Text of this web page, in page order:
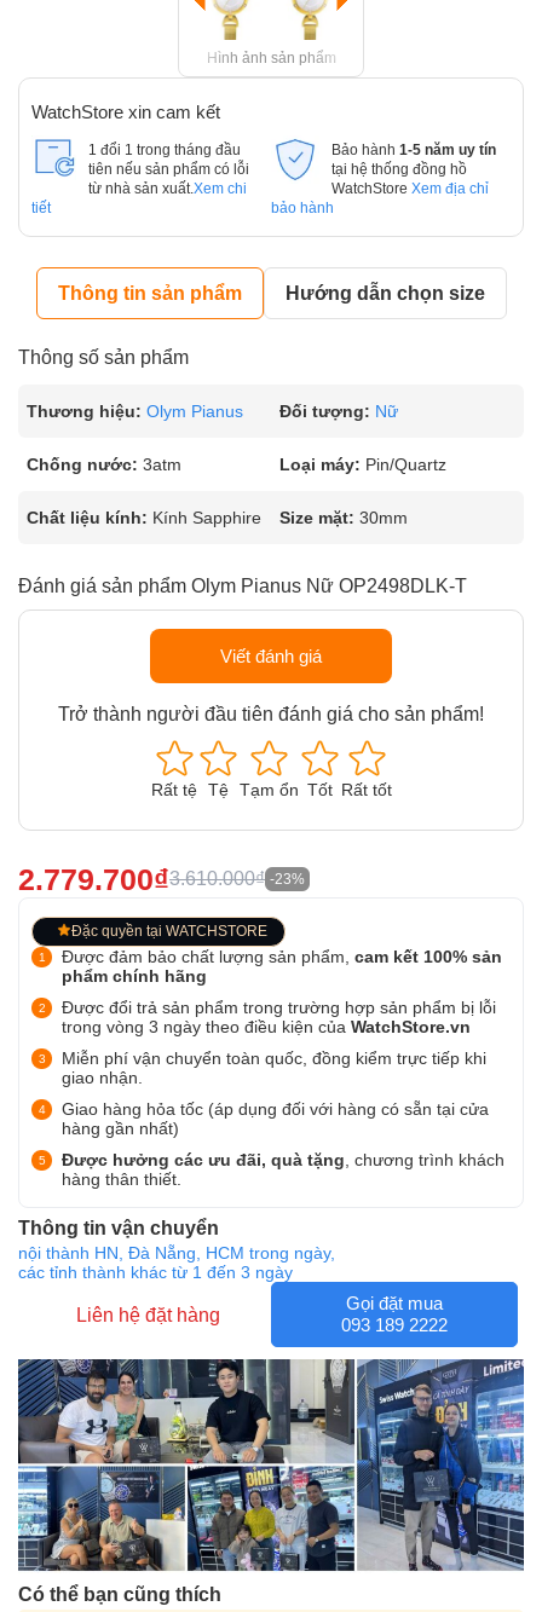
Hình ảnh sản phẩm
WatchStore xin cam kết
1 đổi 1 trong tháng đầu
tiên nếu sản phẩm có lỗi
từ nhà sản xuất. Xem chi
tiết
Bảo hành 1-5 năm uy tín
tại hệ thống đồng hồ
WatchStore Xem địa chỉ
bảo hành
Thông tin sản phẩm Hướng dẫn chọn size
Thông số sản phẩm
Thương hiệu: Olym Pianus Đối tượng: Nữ
Chống nước: 3atm Loại máy: Pin/Quartz
Chất liệu kính: Kính Sapphire Size mặt: 30mm
Đánh giá sản phẩm Olym Pianus Nữ OP2498DLK-T
Viết đánh giá
Trở thành người đầu tiên đánh giá cho sản phẩm!
Rất tệ Tệ Tạm ổn Tốt Rất tốt
2.779.700₫3.610.000₫ -23%
Đặc quyền tại WATCHSTORE
Được đảm bảo chất lượng sản phẩm, cam kết 100% sản
phẩm chính hãng
Được đổi trả sản phẩm trong trường hợp sản phẩm bị lỗi
trong vòng 3 ngày theo điều kiện của WatchStore.vn
Miễn phí vận chuyển toàn quốc, đồng kiểm trực tiếp khi
giao nhận.
Giao hàng hỏa tốc (áp dụng đối với hàng có sẵn tại cửa
hàng gần nhất)
Được hưởng các ưu đãi, quà tặng , chương trình khách
hàng thân thiết.
Thông tin vận chuyển
nội thành HN, Đà Nẵng, HCM trong ngày,
các tỉnh thành khác từ 1 đến 3 ngày
Liên hệ đặt hàng
Gọi đặt mua
093 189 2222
Có thể bạn cũng thích